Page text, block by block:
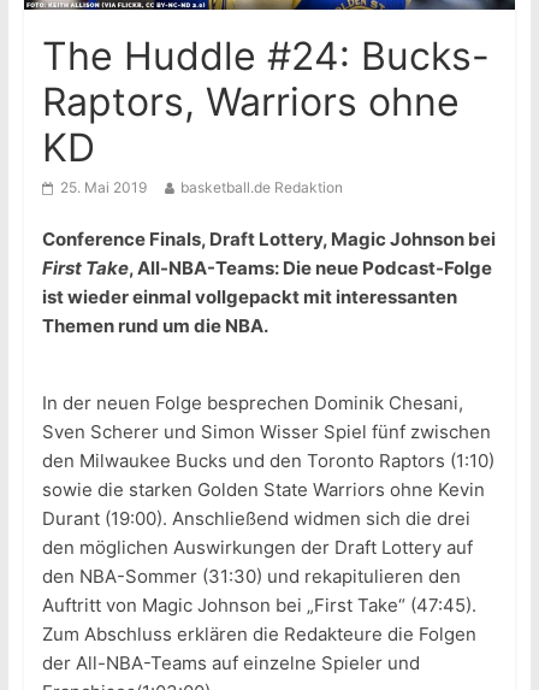
The Huddle #24: Bucks-
Raptors, Warriors ohne
KD
25. Mai 2019 basketball.de Redaktion
Conference Finals, Draft Lottery, Magic Johnson bei
First Take, All-NBA-Teams: Die neue Podcast-Folge
ist wieder einmal vollgepackt mit interessanten
Themen rund um die NBA.
In der neuen Folge besprechen Dominik Chesani,
Sven Scherer und Simon Wisser Spiel fünf zwischen
den Milwaukee Bucks und den Toronto Raptors (1:10)
sowie die starken Golden State Warriors ohne Kevin
Durant (19:00). Anschließend widmen sich die drei
den möglichen Auswirkungen der Draft Lottery auf
den NBA-Sommer (31:30) und rekapitulieren den
Auftritt von Magic Johnson bei „First Take“ (47:45).
Zum Abschluss erklären die Redakteure die Folgen
der All-NBA-Teams auf einzelne Spieler und